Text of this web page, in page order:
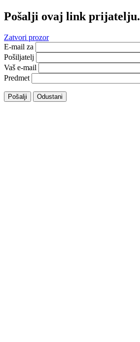
Pošalji ovaj link prijatelju.
Zatvori prozor
E-mail za
Pošiljatelj
Vaš e-mail
Predmet
Pošalji Odustani